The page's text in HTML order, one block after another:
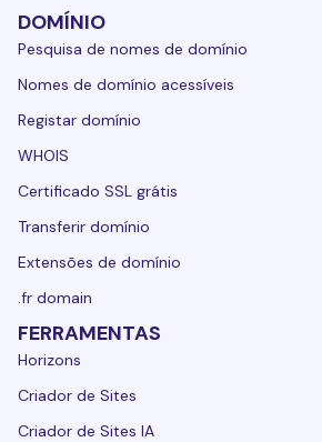
DOMÍNIO
Pesquisa de nomes de domínio
Nomes de domínio acessíveis
Registar domínio
WHOIS
Certificado SSL grátis
Transferir domínio
Extensões de domínio
.fr domain
FERRAMENTAS
Horizons
Criador de Sites
Criador de Sites IA